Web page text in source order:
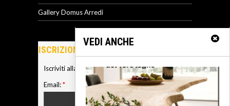
VEDI ANCHE
Gallery Domus Arredi
ISCRIZIONE NEWSLETTER
Iscriviti alla nostra newsletter
Email:*